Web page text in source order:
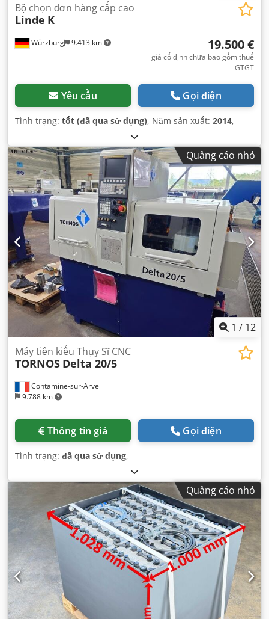
Würzburg 9.413 km
Bộ chọn đơn hàng cấp cao
Linde K
19.500 €
giá cố định chưa bao gồm thuế
GTGT
Yêu cầu Gọi điện
Tình trạng: tốt (đã qua sử dụng), Năm sản xuất: 2014,
Quảng cáo nhỏ
1 / 12
Contamine-sur-Arve
9.788 km
Máy tiện kiểu Thụy Sĩ CNC
TORNOS Delta 20/5
Thông tin giá Gọi điện
Tình trạng: đã qua sử dụng,
Quảng cáo nhỏ